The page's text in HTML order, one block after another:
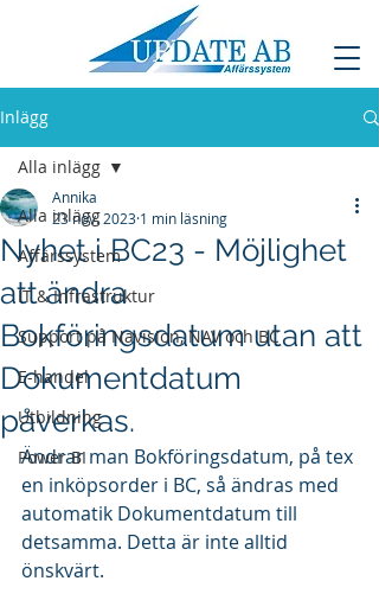
Inlägg
Alla inlägg
Affärssystem
IT & Infrastruktur
Support på Navision, NAV och BC
E-handel
Utbildning
Power BI
Alla inlägg
Nyhet i BC23 - Möjlighet
att ändra
Bokföringsdatum utan att
Dokumentdatum
påverkas.
Annika
23 nov. 2023 1 min läsning
Ändrar man Bokföringsdatum, på tex
en inköpsorder i BC, så ändras med
automatik Dokumentdatum till
detsamma. Detta är inte alltid
önskvärt.